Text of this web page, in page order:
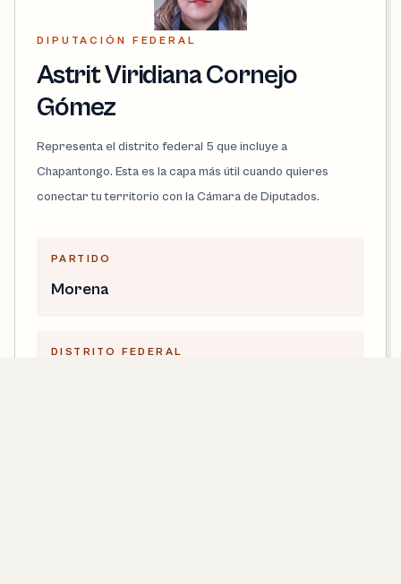
DIPUTACIÓN FEDERAL
Astrit Viridiana Cornejo
Gómez
Representa el distrito federal 5 que incluye a
Chapantongo. Esta es la capa más útil cuando quieres
conectar tu territorio con la Cámara de Diputados.
PARTIDO
Morena
DISTRITO FEDERAL